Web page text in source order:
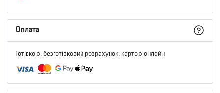
Оплата
Готівкою, безготівковий розрахунок, картою онлайн